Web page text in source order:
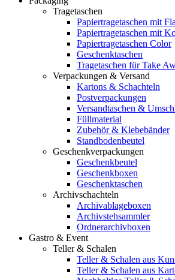
Tragetaschen
Papiertragetaschen mit
Papiertragetaschen mit
Papiertragetaschen Color
Geschenktaschen
Tragetaschen für Take
Verpackungen & Versand
Kartons & Schachteln
Postverpackungen
Versandtaschen &
Füllmaterial
Zubehör & Klebebänder
Standbodenbeutel
Geschenkverpackungen
Geschenkbeutel
Geschenkboxen
Geschenktaschen
Archivschachteln
Archivablageboxen
Archivstehsammler
Ordnerarchivboxen
Gastro & Event
Teller & Schalen
Teller & Schalen aus
Teller & Schalen aus